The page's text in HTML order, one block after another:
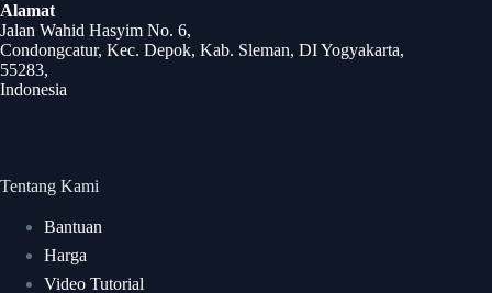
Alamat
Jalan Wahid Hasyim No. 6,
Condongcatur, Kec. Depok, Kab. Sleman, DI Yogyakarta,
55283,
Indonesia
Tentang Kami
Bantuan
Harga
Video Tutorial